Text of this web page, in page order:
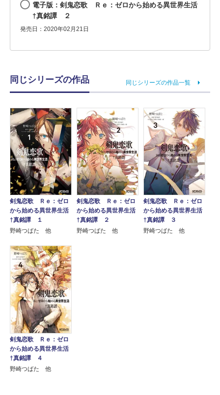
電子版：剣鬼恋歌 Ｒｅ：ゼロから始める異世界生活
†真銘譚 ２
発売日：2020年02月21日
同じシリーズの作品 同じシリーズの作品一覧
剣鬼恋歌 Ｒｅ：ゼロ
から始める異世界生活
†真銘譚 １
野崎つばた 他
剣鬼恋歌 Ｒｅ：ゼロ
から始める異世界生活
†真銘譚 ２
野崎つばた 他
剣鬼恋歌 Ｒｅ：ゼロ
から始める異世界生活
†真銘譚 ３
野崎つばた 他
剣鬼恋歌 Ｒｅ：ゼロ
から始める異世界生活
†真銘譚 ４
野崎つばた 他